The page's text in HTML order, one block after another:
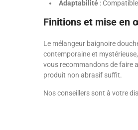
Adaptabilité :
Finitions et mise en
Le mélangeur baignoire
contemporaine et mystérieuse,
vous recommandons de faire
produit non abrasif suffit.
Nos conseillers sont à votre